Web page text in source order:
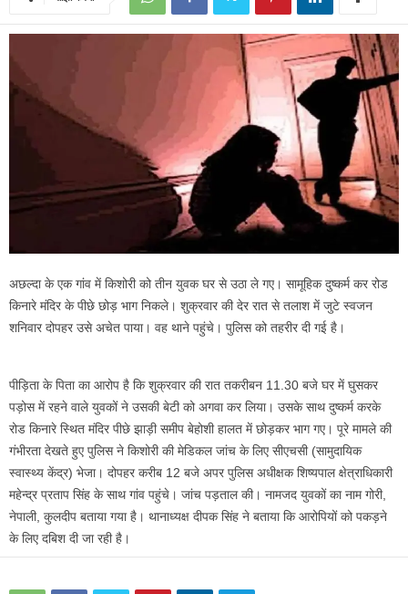
अछल्दा के एक गांव में किशोरी को तीन युवक घर से उठा ले गए। सामूहिक दुष्कर्म कर रोड
किनारे मंदिर के पीछे छोड़ भाग निकले। शुक्रवार की देर रात से तलाश में जुटे स्वजन
शनिवार दोपहर उसे अचेत पाया। वह थाने पहुंचे। पुलिस को तहरीर दी गई है।
पीड़िता के पिता का आरोप है कि शुक्रवार की रात तकरीबन 11.30 बजे घर में घुसकर
पड़ोस में रहने वाले युवकों ने उसकी बेटी को अगवा कर लिया। उसके साथ दुष्कर्म करके
रोड किनारे स्थित मंदिर पीछे झाड़ी समीप बेहोशी हालत में छोड़कर भाग गए। पूरे मामले की
गंभीरता देखते हुए पुलिस ने किशोरी की मेडिकल जांच के लिए सीएचसी (सामुदायिक
स्वास्थ्य केंद्र) भेजा। दोपहर करीब 12 बजे अपर पुलिस अधीक्षक शिष्यपाल क्षेत्राधिकारी
महेन्द्र प्रताप सिंह के साथ गांव पहुंचे। जांच पड़ताल की। नामजद युवकों का नाम गोरी,
नेपाली, कुलदीप बताया गया है। थानाध्यक्ष दीपक सिंह ने बताया कि आरोपियों को पकड़ने
के लिए दबिश दी जा रही है।